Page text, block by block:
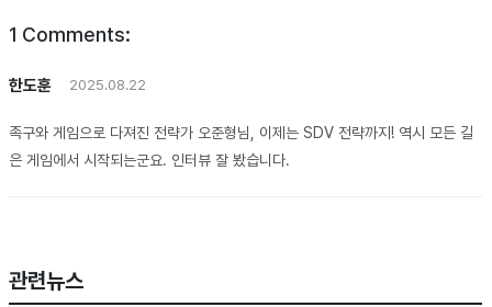
1 Comments:
한도훈 2025.08.22
족구와 게임으로 다져진 전략가 오준형님, 이제는 SDV 전략까지! 역시 모든 길
은 게임에서 시작되는군요. 인터뷰 잘 봤습니다.
관련뉴스